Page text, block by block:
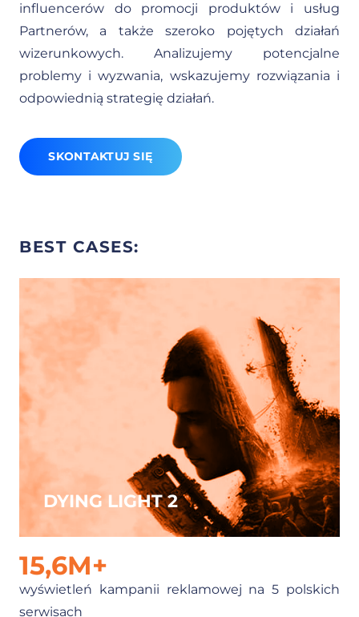
influencerów do promocji produktów i usług
Partnerów, a także szeroko pojętych działań
wizerunkowych. Analizujemy potencjalne
problemy i wyzwania, wskazujemy rozwiązania i
odpowiednią strategię działań.
SKONTAKTUJ SIĘ
BEST CASES:
DYING LIGHT 2
15,6M+
wyświetleń kampanii reklamowej na 5 polskich
serwisach